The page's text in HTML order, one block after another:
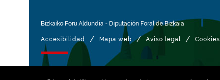
Bizkaiko Foru Aldundia - Diputación Foral de Bizkaia
Accesibilidad / Mapa web / Aviso legal / Cookies